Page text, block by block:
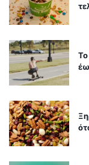
Το